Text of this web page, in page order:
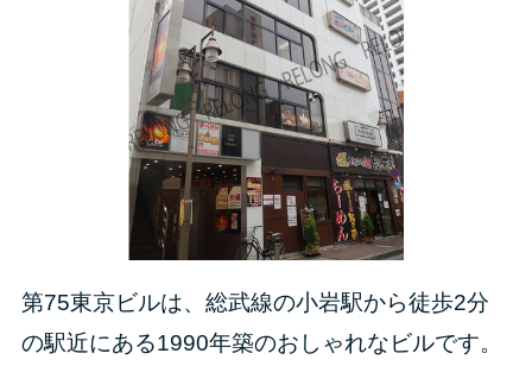
第75東京ビルは、総武線の小岩駅から徒歩2分
の駅近にある1990年築のおしゃれなビルです。